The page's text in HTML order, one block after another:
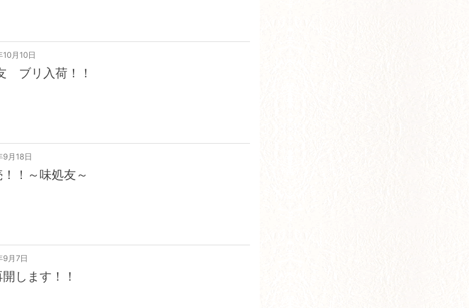
10月10日
ブリ入荷！！
9月18日
！～味処友～
9月7日
します！！